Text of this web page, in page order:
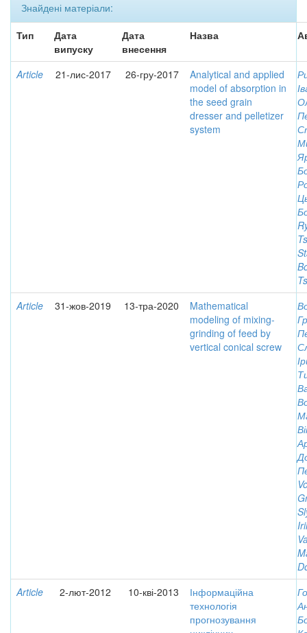
Знайдені матеріали:
Тип
Дата
випуску
Дата
внесення
Назва
Article 21-лис-2017 26-гру-2017
Analytical and applied
model of absorption in
the seed grain
dresser and pelletizer
system
Article
31-жов-2019 13-тра-2020
Mathematical
modeling of mixing-
grinding of feed by
vertical conical screw
Article
2-лют-2012 10-кві-2013
Інформаційна
технологія
прогнозування